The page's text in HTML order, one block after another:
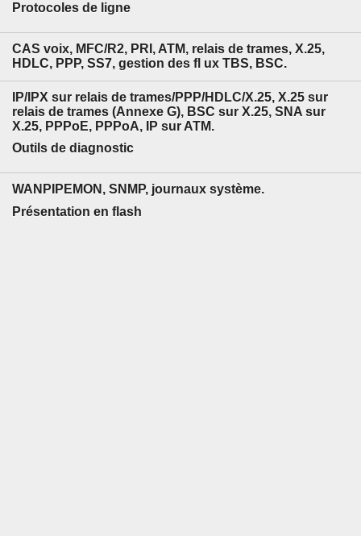
Protocoles de ligne
CAS voix, MFC/R2, PRI, ATM, relais de trames, X.25,
HDLC, PPP, SS7, gestion des fl ux TBS, BSC.
IP/IPX sur relais de trames/PPP/HDLC/X.25, X.25 sur
relais de trames (Annexe G), BSC sur X.25, SNA sur
X.25, PPPoE, PPPoA, IP sur ATM.
Outils de diagnostic
WANPIPEMON, SNMP, journaux système.
Présentation en flash